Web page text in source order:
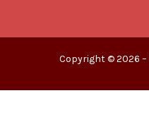
Copyright © 2026 –